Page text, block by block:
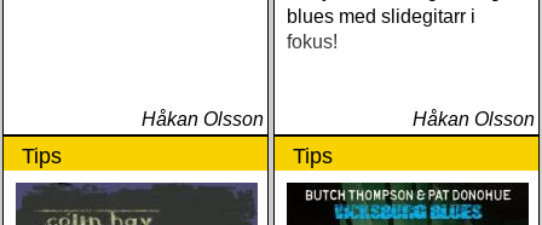
Håkan Olsson
blues med slidegitarr i
fokus!
Håkan Olsson
Tips Tips